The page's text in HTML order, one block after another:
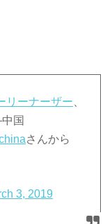
リーナーザー
国
さんから
3, 2019